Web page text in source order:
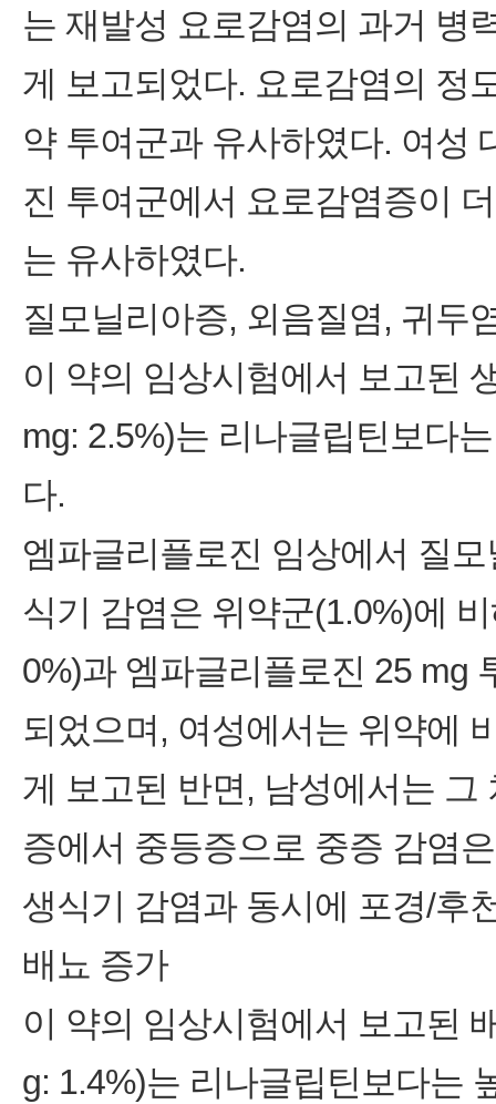
는 재발성 요로감염의 과거 병
게 보고되었다. 요로감염의 정
약 투여군과 유사하였다. 여성
진 투여군에서 요로감염증이
는 유사하였다.
질모닐리아증, 외음질염, 귀두
이 약의 임상시험에서 보고된
mg: 2.5%)는 리나글립틴보다
다.
엠파글리플로진 임상에서 질
식기 감염은 위약군(1.0%)에
0%)과 엠파글리플로진 25 mg
되었으며, 여성에서는 위약에
게 보고된 반면, 남성에서는
증에서 중등증으로 중증 감염
생식기 감염과 동시에 포경/후
배뇨 증가
이 약의 임상시험에서 보고된
g: 1.4%)는 리나글립틴보다는